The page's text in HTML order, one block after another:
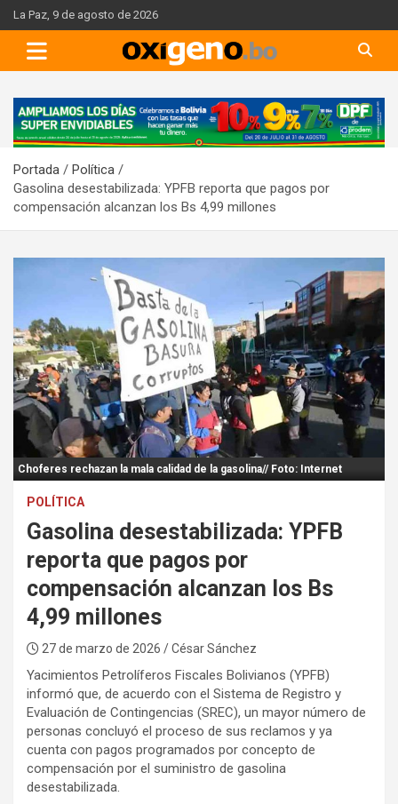
Skip
to
content
La Paz, 9 de agosto de 2026
A
d
e
r
t
m
e
n
t
:
Portada
Política
Gasolina desestabilizada: YPFB reporta que pagos por
compensación alcanzan los Bs 4,99 millones
Choferes rechazan la mala calidad de la gasolina// Foto: Internet
POLÍTICA
Gasolina desestabilizada: YPFB
reporta que pagos por
compensación alcanzan los Bs
4,99 millones
27 de marzo de 2026 / César Sánchez
Yacimientos Petrolíferos Fiscales Bolivianos (YPFB)
informó que, de acuerdo con el Sistema de Registro y
Evaluación de Contingencias (SREC), un mayor número de
personas concluyó el proceso de sus reclamos y ya
cuenta con pagos programados por concepto de
compensación por el suministro de gasolina
desestabilizada.